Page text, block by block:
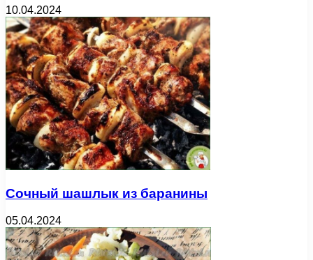
10.04.2024
Сочный шашлык из баранины
05.04.2024